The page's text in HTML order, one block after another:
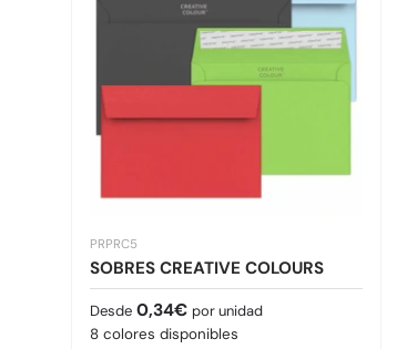
PRPRC5
SOBRES CREATIVE COLOURS
Precio normal
Desde 0,34€ por unidad
8 colores disponibles